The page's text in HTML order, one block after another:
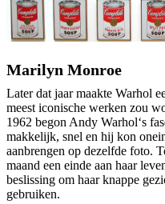
Marilyn Monroe
Later dat jaar maakte Warhol
meest iconische werken zou
1962 begon Andy Warhol‘s
makkelijk, snel en hij kon
aanbrengen op dezelfde foto.
maand een einde aan haar
beslissing om haar knappe
gebruiken.